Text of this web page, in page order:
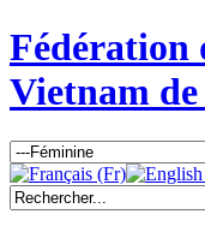
Fédération
Vietnam